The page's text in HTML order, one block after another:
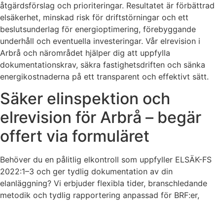
åtgärdsförslag och prioriteringar. Resultatet är förbättrad
elsäkerhet, minskad risk för driftstörningar och ett
beslutsunderlag för energioptimering, förebyggande
underhåll och eventuella investeringar. Vår elrevision i
Arbrå och närområdet hjälper dig att uppfylla
dokumentationskrav, säkra fastighetsdriften och sänka
energikostnaderna på ett transparent och effektivt sätt.
Säker elinspektion och
elrevision för Arbrå – begär
offert via formuläret
Behöver du en pålitlig elkontroll som uppfyller ELSÄK-FS
2022:1–3 och ger tydlig dokumentation av din
elanläggning? Vi erbjuder flexibla tider, branschledande
metodik och tydlig rapportering anpassad för BRF:er,